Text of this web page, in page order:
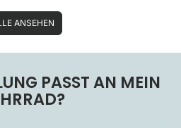
ANSEHEN
PASST AN MEIN